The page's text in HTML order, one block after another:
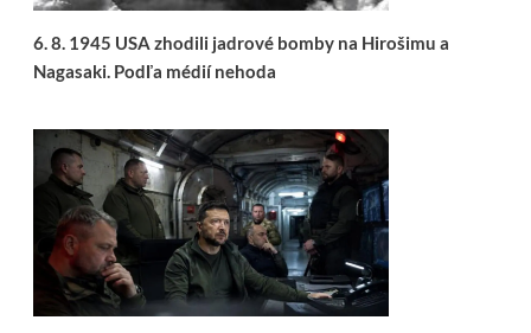
6. 8. 1945 USA zhodili jadrové bomby na Hirošimu a
Nagasaki. Podľa médií nehoda